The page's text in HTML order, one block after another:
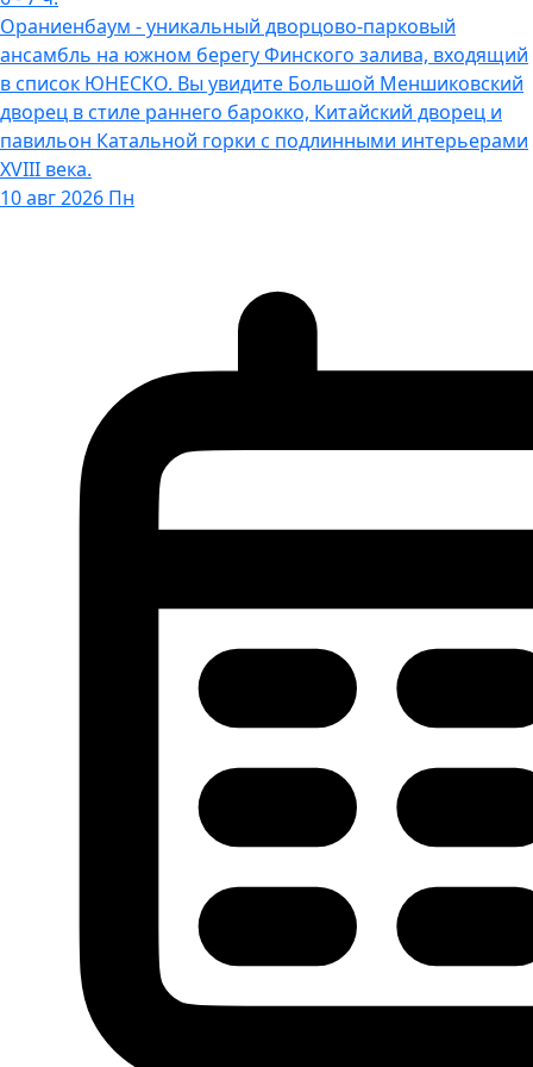
Ораниенбаум - уникальный дворцово-парковый
ансамбль на южном берегу Финского залива, входящий
в список ЮНЕСКО. Вы увидите Большой Меншиковский
дворец в стиле раннего барокко, Китайский дворец и
павильон Катальной горки с подлинными интерьерами
XVIII века.
10 авг 2026 Пн